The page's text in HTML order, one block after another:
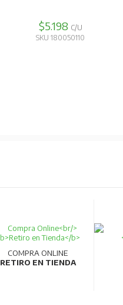
$5.198 C/U
SKU 180050110
COMPRA ONLINE
RETIRO EN TIENDA